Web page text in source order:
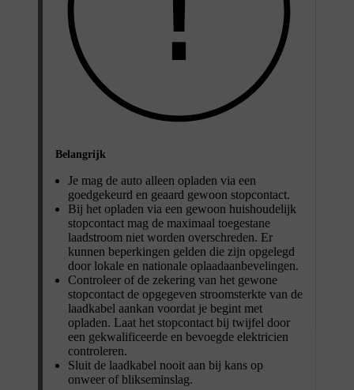
Belangrijk
Je mag de auto alleen opladen via een
goedgekeurd en geaard gewoon stopcontact.
Bij het opladen via een gewoon huishoudelijk
stopcontact mag de maximaal toegestane
laadstroom niet worden overschreden. Er
kunnen beperkingen gelden die zijn opgelegd
door lokale en nationale oplaadaanbevelingen.
Controleer of de zekering van het gewone
stopcontact de opgegeven stroomsterkte van de
laadkabel aankan voordat je begint met
opladen. Laat het stopcontact bij twijfel door
een gekwalificeerde en bevoegde elektricien
controleren.
Sluit de laadkabel nooit aan bij kans op
onweer of blikseminslag.